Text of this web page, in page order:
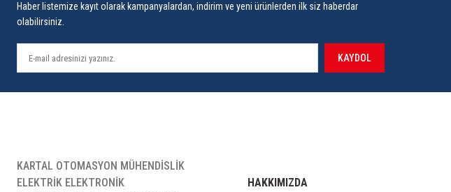
Haber listemize kayıt olarak kampanyalardan, indirim ve yeni ürünlerden ilk siz haberdar
olabilirsiniz.
KAYDOL
KARTAL OTOMASYON MÜHENDİSLİK
ELEKTRİK ELEKTRONİK
HAKKIMIZDA